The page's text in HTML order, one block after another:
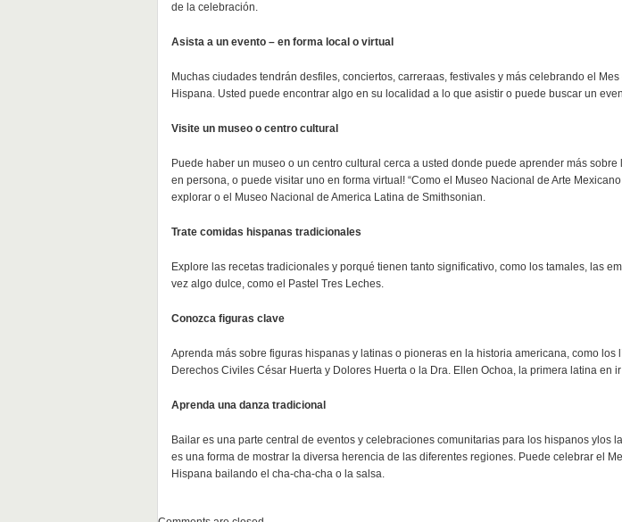
de la celebración.
Asista a un evento – en forma local o virtual
Muchas ciudades tendrán desfiles, conciertos, carreraas, festivales y más celebrando el
Hispana. Usted puede encontrar algo en su localidad a lo que asistir o puede buscar un
Visite un museo o centro cultural
Puede haber un museo o un centro cultural cerca a usted donde puede aprender más sobre
en persona, o puede visitar uno en forma virtual! “Como el Museo Nacional de Arte
explorar o el Museo Nacional de America Latina de Smithsonian.
Trate comidas hispanas tradicionales
Explore las recetas tradicionales y porqué tienen tanto significativo, como los tamales, las
vez algo dulce, como el Pastel Tres Leches.
Conozca figuras clave
Aprenda más sobre figuras hispanas y latinas o pioneras en la historia americana, como los
Derechos Civiles César Huerta y Dolores Huerta o la Dra. Ellen Ochoa, la primera latina en
Aprenda una danza tradicional
Bailar es una parte central de eventos y celebraciones comunitarias para los hispanos ylos
es una forma de mostrar la diversa herencia de las diferentes regiones. Puede celebrar el
Hispana bailando el cha-cha-cha o la salsa.